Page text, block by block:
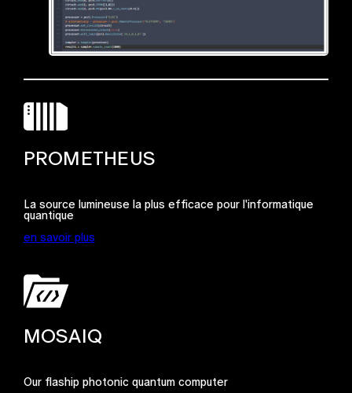
PROMETHEUS
La source lumineuse la plus efficace pour l'informatique
quantique
en savoir plus
MOSAIQ
Our flaship photonic quantum computer